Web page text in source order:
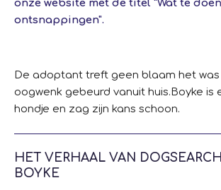
onze website met de titel "Wat te
ontsnappingen".
De adoptant treft geen blaam het
oogwenk gebeurd vanuit huis. Boyke is
hondje en zag zijn kans schoon.
HET VERHAAL VAN
BOYKE